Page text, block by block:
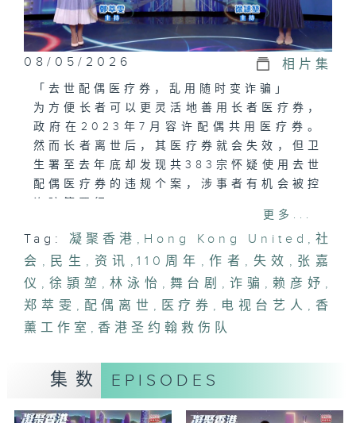
08/05/2026 相片集
「去世配偶医疗券，乱用随时变诈骗」
为方便长者可以更灵活地善用长者医疗券，
政府在2023年7月容许配偶共用医疗券。
然而长者离世后，其医疗券就会失效，但卫
生署至去年底却发现共383宗怀疑使用去世
配偶医疗券的违规个案，涉事者有机会被控
「香港圣约翰救伤队，服务社区110年」
香港圣约翰救伤队成立110周年，计划陆续
举办一系列庆祝成立110周年活动，提供队
员交流服务心得的机会，从而进一步提升救
毕业于英国法律系的赖彦妤 Vivienna，
香薰工作室创办人，又出版书籍推广身心灵
更多...
Tag: 凝聚香港 , Hong Kong United , 社
会 , 民生 , 资讯 , 110周年 , 作者 , 失效 , 张嘉
仪 , 徐頴堃 , 林泳怡 , 舞台剧 , 诈骗 , 赖彦妤 ,
郑萃雯 , 配偶离世 , 医疗券 , 电视台艺人 , 香
薰工作室 , 香港圣约翰救伤队
集数 EPISODES